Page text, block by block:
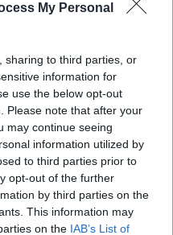
My Personal
sharing to third parties, or
information for
use the below opt-out
Please note that after your
may continue seeing
information utilized by
to third parties prior to
opt-out of the further
by third parties on the
This information may
on the IAB’s List of
2025
uzavře výstavu o hrdinech
2025
zvířectva v Počáplech zve
2025
přináší dosud
o Johaně z Rožmitálu